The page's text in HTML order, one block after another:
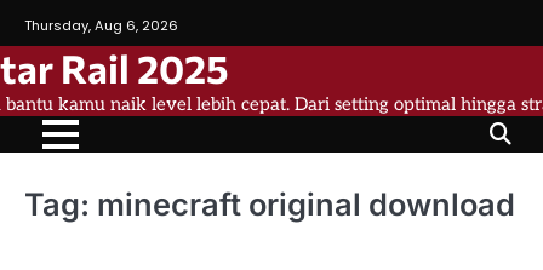
to
content
Thursday, Aug 6, 2026
Rail 2025
kamu naik level lebih cepat. Dari setting optimal hingga
Tag: minecraft original download